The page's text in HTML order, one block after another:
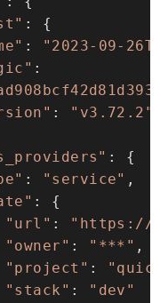
: {
:
"2023-09-
:
"v3.72.2"
: {
: "service" ,
: {
"url" :
"https://
"owner" : "***" ,
"project" :
"stack" :
"dev"